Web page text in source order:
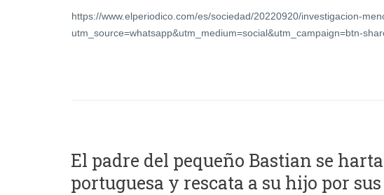
https://www.elperiodico.com/es/sociedad/20220920/investigacion-
utm_source=whatsapp&utm_medium=social&utm_campaign=btn-
El padre del pequeño Bastian se
portuguesa y rescata a su hijo por